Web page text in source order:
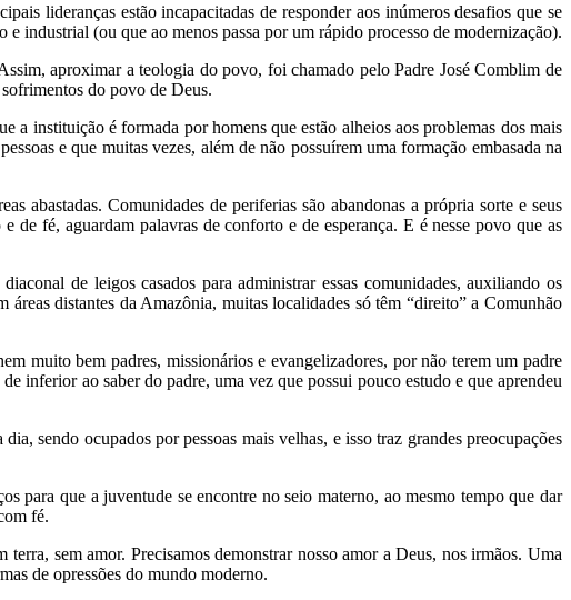
lideranças estão incapacitadas de responder aos inúmeros desafios que se
industrial (ou que ao menos passa por um rápido processo de modernização).
aproximar a teologia do povo, foi chamado pelo Padre José Comblim de
do povo de Deus.
a instituição é formada por homens que estão alheios aos problemas dos mais
e que muitas vezes, além de não possuírem uma formação embasada na
abastadas. Comunidades de periferias são abandonas a própria sorte e seus
de fé, aguardam palavras de conforto e de esperança. E é nesse povo que as
de leigos casados para administrar essas comunidades, auxiliando os
distantes da Amazônia, muitas localidades só têm “direito” a Comunhão
muito bem padres, missionários e evangelizadores, por não terem um padre
inferior ao saber do padre, uma vez que possui pouco estudo e que aprendeu
sendo ocupados por pessoas mais velhas, e isso traz grandes preocupações
para que a juventude se encontre no seio materno, ao mesmo tempo que dar
fé.
sem amor. Precisamos demonstrar nosso amor a Deus, nos irmãos. Uma
de opressões do mundo moderno.